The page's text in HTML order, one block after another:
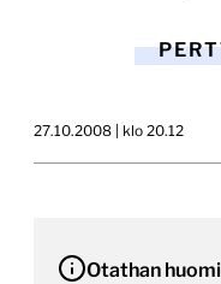
27.10.2008 | klo 20.12
Otathan